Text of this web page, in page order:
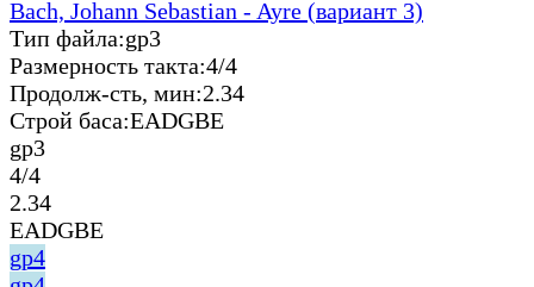
Bach, Johann Sebastian - Ayre (вариант 3)
Тип файла:gp3
Размерность такта:4/4
Продолж-сть, мин:2.34
Строй баса:EADGBE
gp3
4/4
2.34
EADGBE
gp4